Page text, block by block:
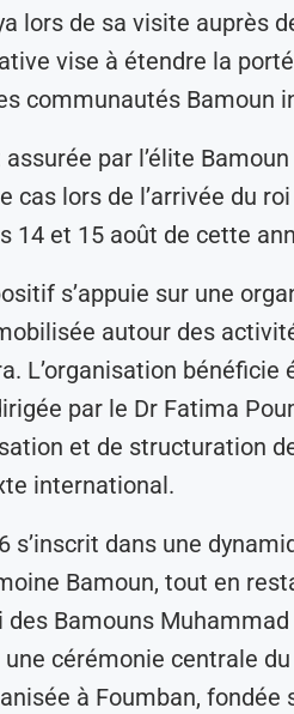
lors de sa visite auprès
vise à étendre la
communautés Bamoun
par l’élite
cas lors de l’arrivée du
14 et 15 août de cette
s’appuie sur une
autour des
L’organisation
par le Dr Fatima
et de structuration
international.
s’inscrit dans une
Bamoun, tout en
des Bamouns
cérémonie centrale
à Foumban, fondée